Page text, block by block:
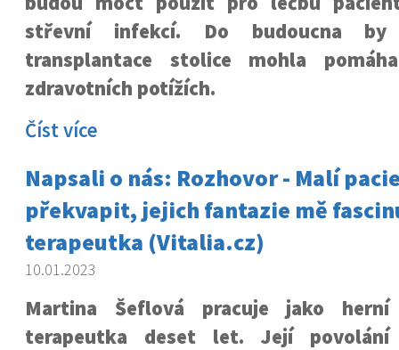
střevní infekcí. Do budoucna by
transplantace stolice mohla
zdravotních potížích.
Číst více
Napsali o nás: Rozhovor - Malí
překvapit, jejich fantazie mě
terapeutka (Vitalia.cz)
10.01.2023
Martina Šeflová pracuje jako herní
terapeutka deset let. Její povolání